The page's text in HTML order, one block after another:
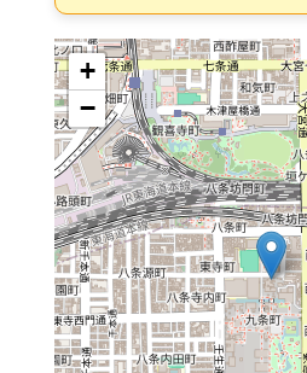
+
−